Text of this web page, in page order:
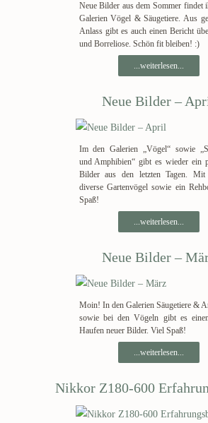
Neue Bilder aus dem Sommer findet
Galerien Vögel & Säugetiere. Aus
Anlass gibt es auch einen Bericht
und Borreliose. Schön fit bleiben! :)
...weiterlesen...
Neue Bilder –
Im den Galerien „Vögel“ sowie
und Amphibien“ gibt es wieder ein
Bilder aus den letzten Tagen.
diverse Gartenvögel sowie ein
Spaß!
...weiterlesen...
Neue Bilder –
Moin! In den Galerien Säugetiere &
sowie bei den Vögeln gibt es
Haufen neuer Bilder. Viel Spaß!
...weiterlesen...
Nikkor Z180-600